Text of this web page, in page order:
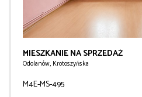
MIESZKANIE NA SPRZEDAŻ
Odolanów, Krotoszyńska
M4E-MS-495